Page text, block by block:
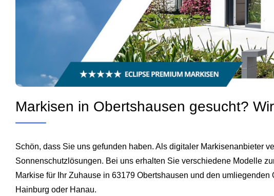
Markisen in Obertshausen gesucht?
Schön, dass Sie uns gefunden haben. Als digitaler Markisenanbieter
Sonnenschutzlösungen. Bei uns erhalten Sie verschiedene Modelle
Markise für Ihr Zuhause in 63179 Obertshausen und den umliegenden
Hainburg oder Hanau.